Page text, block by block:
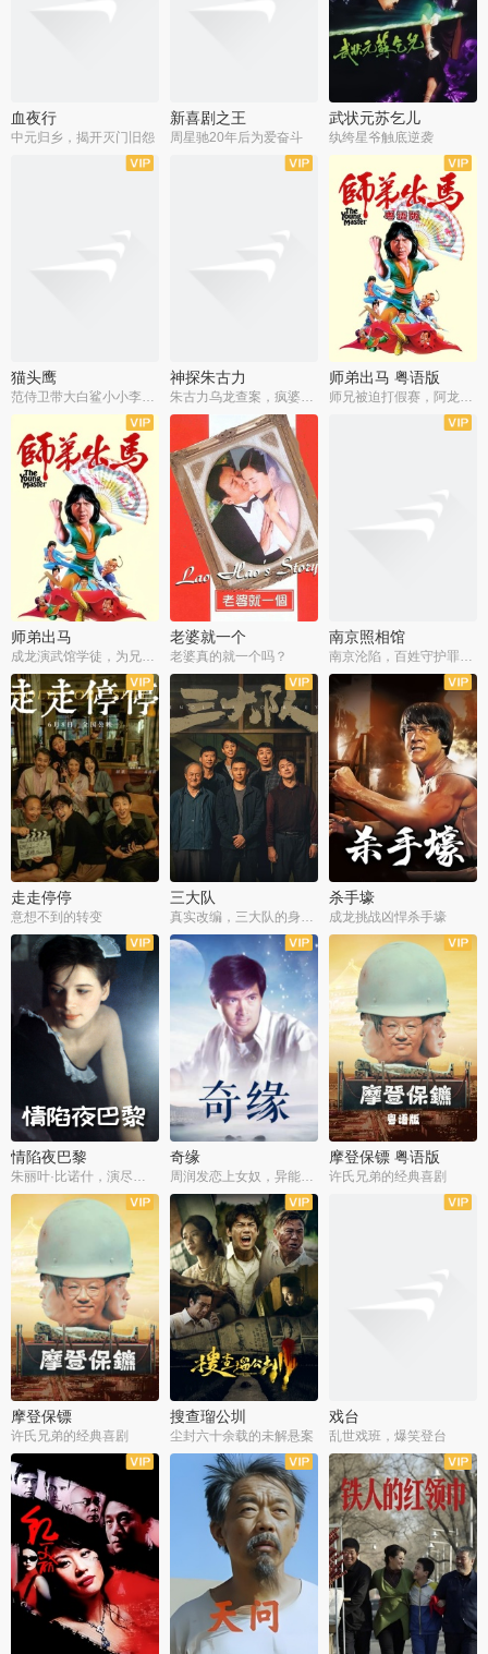
血夜行
中元归乡，揭开灭门旧怨
新喜剧之王
周星驰20年后为爱奋斗
武状元苏乞儿
纨绔星爷触底逆袭
猫头鹰
范侍卫带大白鲨小小李破案寻妃
神探朱古力
朱古力乌龙查案，疯婆子神助攻
师弟出马 粤语版
师兄被迫打假赛，阿龙追查斗黑帮
师弟出马
成龙演武馆学徒，为兄搏命战黑道
老婆就一个
老婆真的就一个吗？
南京照相馆
南京沦陷，百姓守护罪证底片
走走停停
意想不到的转变
三大队 杀手壕
成龙挑战凶悍杀手壕
情陷夜巴黎
朱丽叶·比诺什，演尽失爱之痛
奇缘
周润发恋上女奴，异能护体战邪派
摩登保镖 粤语版
许氏兄弟的经典喜剧
摩登保镖
许氏兄弟的经典喜剧
搜查瑠公圳
尘封六十余载的未解悬案
戏台
乱世戏班，爆笑登台